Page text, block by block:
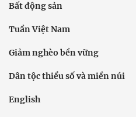
Bất động sản
Tuần Việt Nam
Giảm nghèo bền vững
Dân tộc thiểu số và miền núi
English